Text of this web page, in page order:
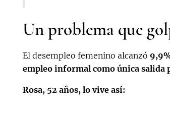
Un problema que
El desempleo femenino alcanzó
empleo informal como única
Rosa, 52 años, lo vive así: